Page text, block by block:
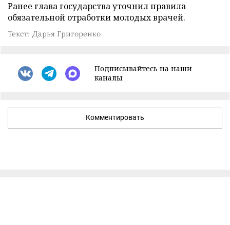
Ранее глава государствауточнилправила
обязательной отработки молодых врачей.
Текст: Дарья Григоренко
Подписывайтесь на наши
каналы
Комментировать